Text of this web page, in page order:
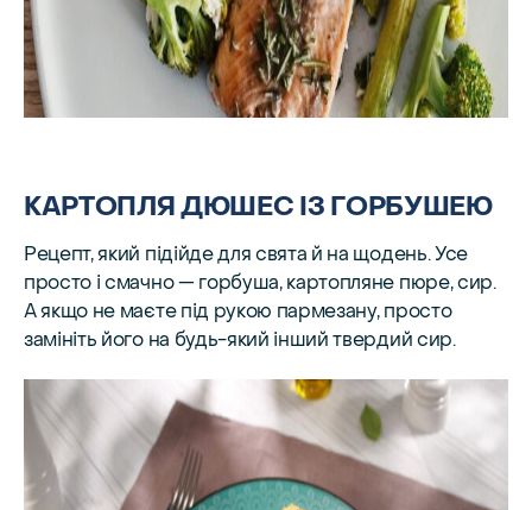
КАРТОПЛЯ ДЮШЕС ІЗ ГОРБУШЕЮ
Рецепт, який підійде для свята й на щодень. Усе
просто і смачно — горбуша, картопляне пюре, сир.
А якщо не маєте під рукою пармезану, просто
замініть його на будь-який інший твердий сир.